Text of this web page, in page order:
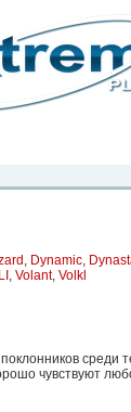
, Dynamic,
, Volant, Volkl
среди
чувствуют